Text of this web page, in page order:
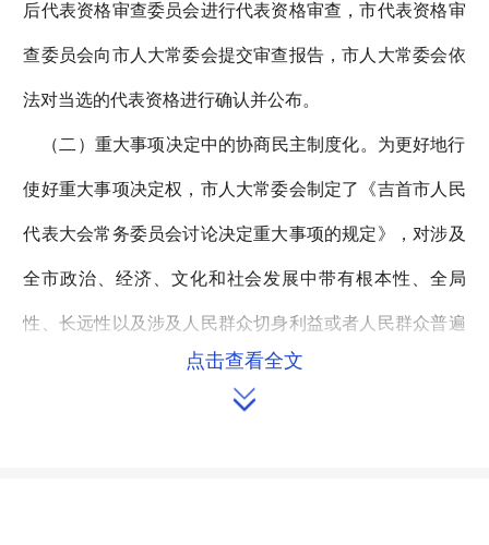
后代表资格审查委员会进行代表资格审查，市代表资格审
查委员会向市人大常委会提交审查报告，市人大常委会依
法对当选的代表资格进行确认并公布。
（二）重大事项决定中的协商民主制度化。为更好地行
使好重大事项决定权，市人大常委会制定了《吉首市人民
代表大会常务委员会讨论决定重大事项的规定》，对涉及
全市政治、经济、文化和社会发展中带有根本性、全局
性、长远性以及涉及人民群众切身利益或者人民群众普遍
关心的重要事项，明确规定需要通过市人大常委会集体协
商后作出决议、决定。同时，市委和市人民政府按照法律
点击查看全文
